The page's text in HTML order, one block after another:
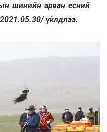
шинийн арван есний
2021.05.30/ үйлдлээ.